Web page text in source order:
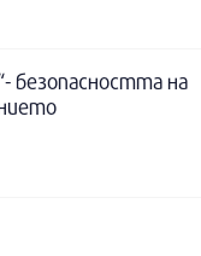
безопасността на